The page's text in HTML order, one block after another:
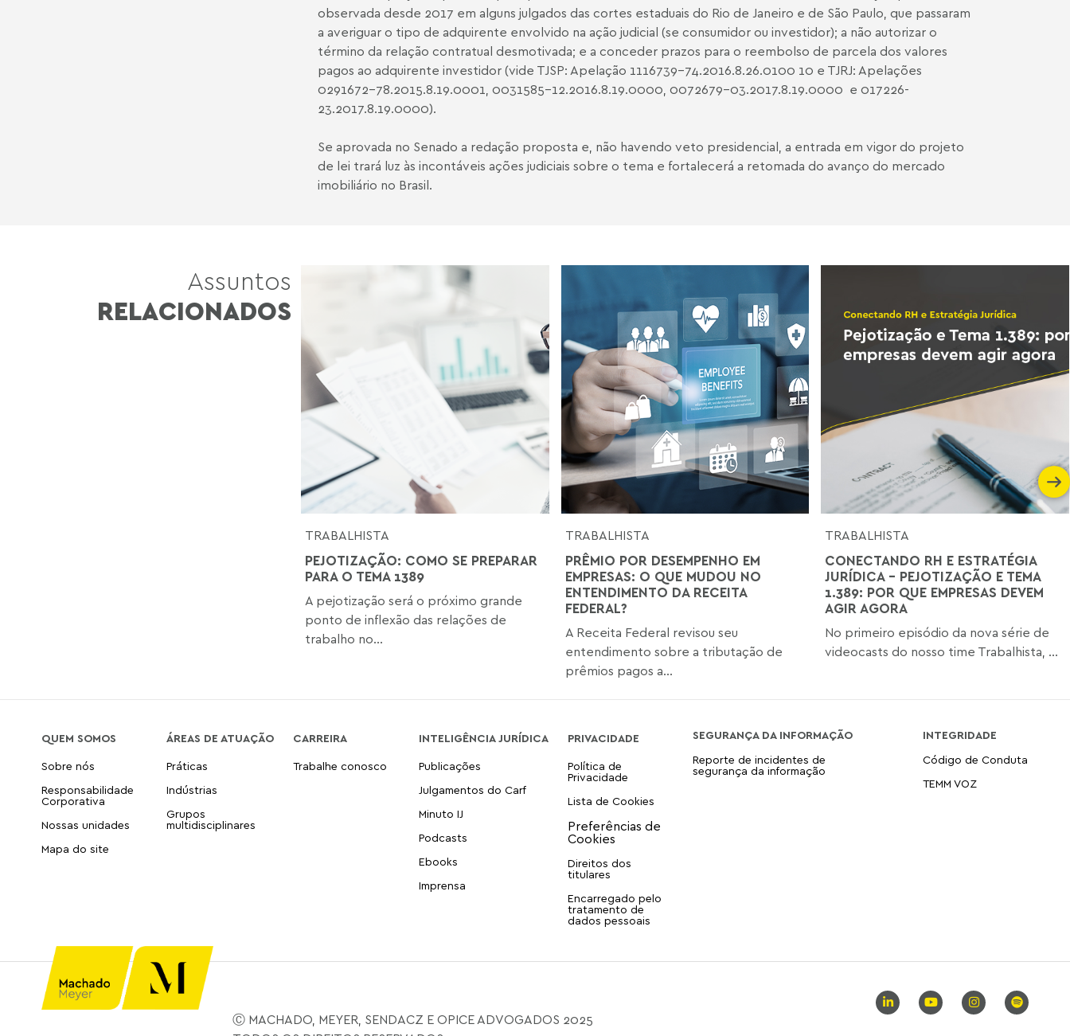
observada desde 2017 em alguns julgados das cortes estaduais do Rio de Janeiro e de São Paulo, que passaram
a averiguar o tipo de adquirente envolvido na ação judicial (se consumidor ou investidor); a não autorizar o
término da relação contratual desmotivada; e a conceder prazos para o reembolso de parcela dos valores
pagos ao adquirente investidor (vide TJSP: Apelação 1116739-74.2016.8.26.0100 10 e TJRJ: Apelações
0291672-78.2015.8.19.0001, 0031585-12.2016.8.19.0000, 0072679-03.2017.8.19.0000 e 017226-
23.2017.8.19.0000).
Se aprovada no Senado a redação proposta e, não havendo veto presidencial, a entrada em vigor do projeto
de lei trará luz às incontáveis ações judiciais sobre o tema e fortalecerá a retomada do avanço do mercado
imobiliário no Brasil.
Assuntos
RELACIONADOS
TRABALHISTA
PEJOTIZAÇÃO: COMO SE PREPARAR
PARA O TEMA 1389
A pejotização será o próximo grande
ponto de inflexão das relações de
trabalho no...
TRABALHISTA
PRÊMIO POR DESEMPENHO EM
EMPRESAS: O QUE MUDOU NO
ENTENDIMENTO DA RECEITA
FEDERAL?
A Receita Federal revisou seu
entendimento sobre a tributação de
prêmios pagos a...
TRABALHISTA
CONECTANDO RH E ESTRATÉGIA
JURÍDICA - PEJOTIZAÇÃO E TEMA
1.389: POR QUE EMPRESAS DEVEM
AGIR AGORA
No primeiro episódio da nova série de
videocasts do nosso time Trabalhista, ...
QUEM SOMOS
Sobre nós
Responsabilidade
Corporativa
Nossas unidades
Mapa do site
ÁREAS DE ATUAÇÃO
Práticas
Indústrias
Grupos
multidisciplinares
CARREIRA
Trabalhe conosco
INTELIGÊNCIA JURÍDICA
Publicações
Julgamentos do Carf
Minuto IJ
Podcasts
Ebooks
Imprensa
PRIVACIDADE
Política de
Privacidade
Lista de Cookies
Direitos dos
titulares
Encarregado pelo
tratamento de
dados pessoais
SEGURANÇA DA INFORMAÇÃO
Reporte de incidentes de
segurança da informação
INTEGRIDADE
Código de Conduta
TEMM VOZ
Ⓒ MACHADO, MEYER, SENDACZ E OPICE ADVOGADOS 2025